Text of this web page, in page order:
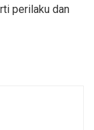
perilaku dan